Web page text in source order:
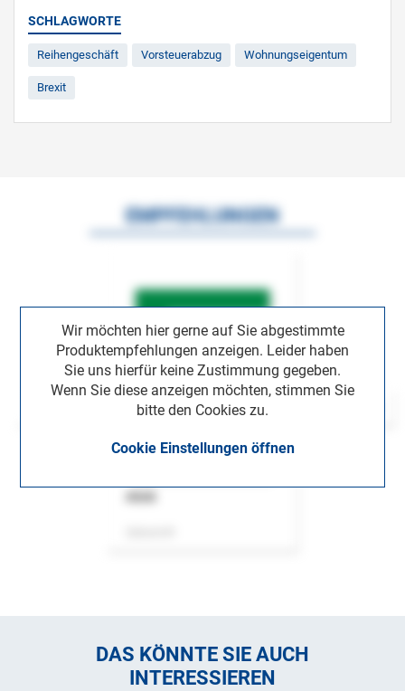
SCHLAGWORTE
Reihengeschäft Vorsteuerabzug Wohnungseigentum
Brexit
Wir möchten hier gerne auf Sie abgestimmte
Produktempfehlungen anzeigen. Leider haben
Sie uns hierfür keine Zustimmung gegeben.
Wenn Sie diese anzeigen möchten, stimmen Sie
bitte den Cookies zu.
Cookie Einstellungen öffnen
EMPFEHLUNGEN
DAS KÖNNTE SIE AUCH
INTERESSIEREN